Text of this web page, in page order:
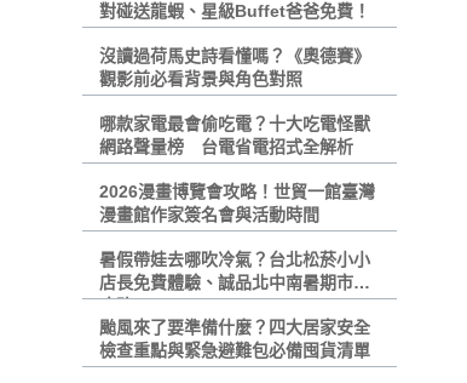
對碰送龍蝦、星級Buffet爸爸免費！
沒讀過荷馬史詩看懂嗎？《奧德賽》
觀影前必看背景與角色對照
哪款家電最會偷吃電？十大吃電怪獸
網路聲量榜 台電省電招式全解析
2026漫畫博覽會攻略！世貿一館臺灣
漫畫館作家簽名會與活動時間
暑假帶娃去哪吹冷氣？台北松菸小小
店長免費體驗、誠品北中南暑期市集
攻略
颱風來了要準備什麼？四大居家安全
檢查重點與緊急避難包必備囤貨清單